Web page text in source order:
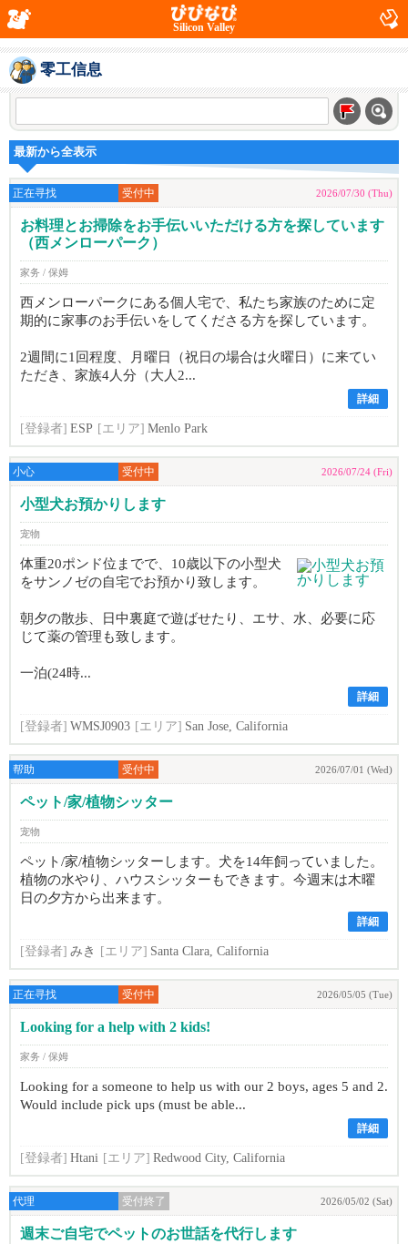
Silicon Valley
零工信息
最新から全表示
正在寻找 受付中 2026/07/30 (Thu)
お料理とお掃除をお手伝いいただける方を探しています
（西メンローパーク）
家务 / 保姆
西メンローパークにある個人宅で、私たち家族のために定
期的に家事のお手伝いをしてくださる方を探しています。
2週間に1回程度、月曜日（祝日の場合は火曜日）に来てい
ただき、家族4人分（大人2...
詳細
[登録者] ESP [エリア] Menlo Park
小心 受付中 2026/07/24 (Fri)
小型犬お預かりします
宠物
体重20ポンド位までで、10歳以下の小型犬
をサンノゼの自宅でお預かり致します。
朝夕の散歩、日中裏庭で遊ばせたり、エサ、水、必要に応
じて薬の管理も致します。
一泊(24時...
詳細
[登録者] WMSJ0903 [エリア] San Jose, California
帮助 受付中 2026/07/01 (Wed)
ペット/家/植物シッター
宠物
ペット/家/植物シッターします。犬を14年飼っていました。
植物の水やり、ハウスシッターもできます。今週末は木曜
日の夕方から出来ます。
詳細
[登録者] みき [エリア] Santa Clara, California
正在寻找 受付中 2026/05/05 (Tue)
Looking for a help with 2 kids!
家务 / 保姆
Looking for a someone to help us with our 2 boys, ages 5 and 2.
Would include pick ups (must be able...
詳細
[登録者] Htani [エリア] Redwood City, California
代理 受付終了 2026/05/02 (Sat)
週末ご自宅でペットのお世話を代行します